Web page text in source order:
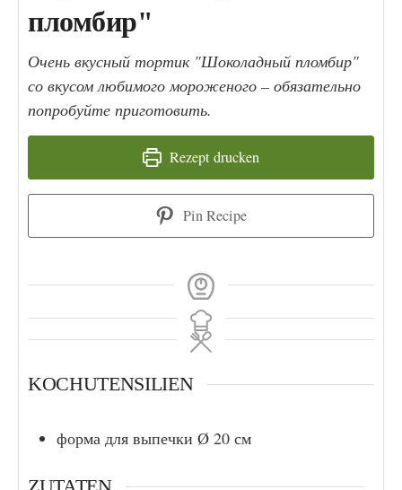
пломбир"
Очень вкусный тортик "Шоколадный пломбир"
со вкусом любимого мороженого – обязательно
попробуйте приготовить.
Rezept drucken
Pin Recipe
KOCHUTENSILIEN
форма для выпечки Ø 20 см